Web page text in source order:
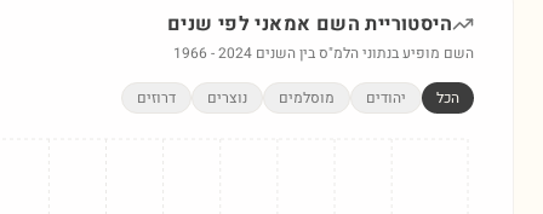
היסטוריית השם אמאנילפי שנים
השם מופיע בנתוני הלמ"ס בין השנים 1966 -2024
הכל יהודים מוסלמים נוצרים דרוזים